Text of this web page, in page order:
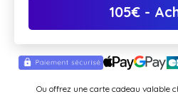
105€ -
Ou offrez une carte cadeau valable